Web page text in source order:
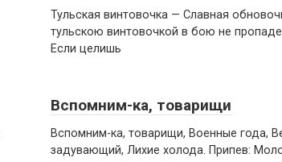
Тульская винтовочка — Славная
тульскою винтовочкой в бою не
Если целишь
Вспомним-ка, товарищи
Вспомним-ка, товарищи, Военные года,
задувающий, Лихие холода. Припев: